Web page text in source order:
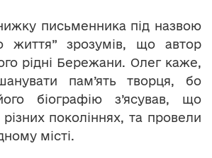
письменника під назвою
життя” зрозумів, що автор
рідні Бережани. Олег каже,
пам’ять творця, бо
біографію з’ясував, що
поколіннях, та провели
місті.